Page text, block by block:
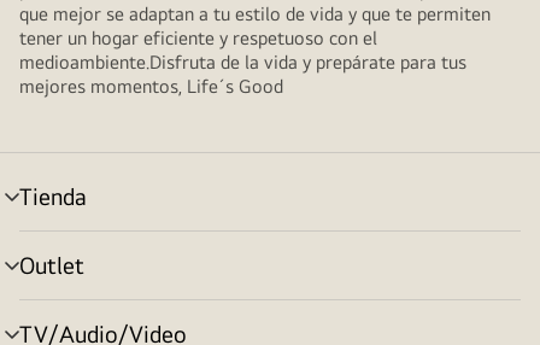
que mejor se adaptan a tu estilo de vida y que te permiten
tener un hogar eficiente y respetuoso con el
medioambiente.Disfruta de la vida y prepárate para tus
mejores momentos, Life´s Good
Tienda
Alternar
menú
Outlet
Alternar
menú
TV/Audio/Video